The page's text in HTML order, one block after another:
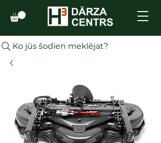
Ko jūs šodien meklējat?